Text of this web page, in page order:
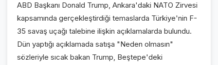
KURUMSAL
HAKKIMIZDA
KÜNYE
ABD Başkanı Donald Trump, Ankara'daki NATO Zirvesi
kapsamında gerçekleştirdiği temaslarda Türkiye'nin F-
35 savaş uçağı talebine ilişkin açıklamalarda bulundu.
Dün yaptığı açıklamada satışa "Neden olmasın"
sözleriyle sıcak bakan Trump, Beştepe'deki